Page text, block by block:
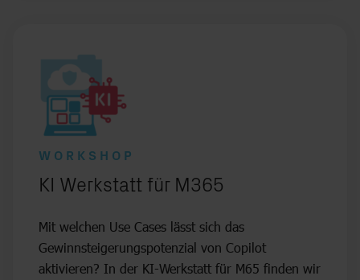
WORKSHOP
:KI Werkstatt für M365
Mit welchen Use Cases lässt sich das
Gewinnsteigerungspotenzial von Copilot
aktivieren? In der KI-Werkstatt für M65 finden wir